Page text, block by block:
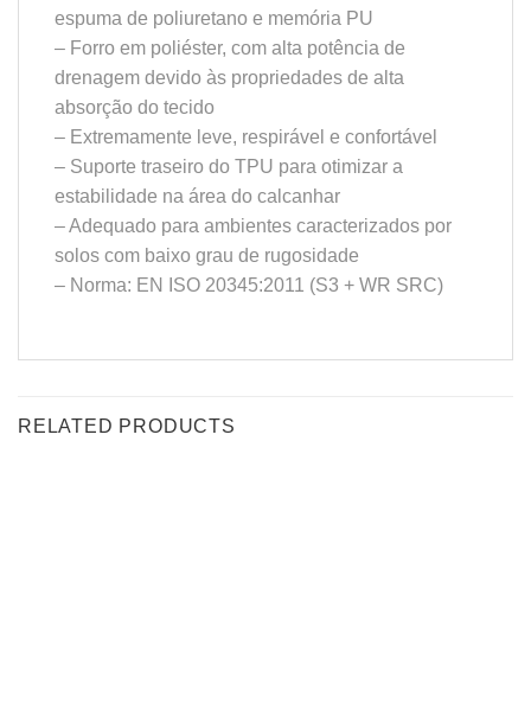
espuma de poliuretano e memória PU
– Forro em poliéster, com alta potência de
drenagem devido às propriedades de alta
absorção do tecido
– Extremamente leve, respirável e confortável
– Suporte traseiro do TPU para otimizar a
estabilidade na área do calcanhar
– Adequado para ambientes caracterizados por
solos com baixo grau de rugosidade
– Norma: EN ISO 20345:2011 (S3 + WR SRC)
RELATED PRODUCTS